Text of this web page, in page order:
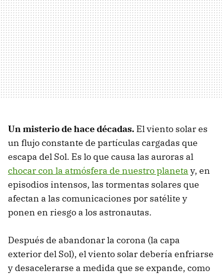
Un misterio de hace décadas. El viento solar es
un flujo constante de partículas cargadas que
escapa del Sol. Es lo que causa las auroras al
chocar con la atmósfera de nuestro planeta y, en
episodios intensos, las tormentas solares que
afectan a las comunicaciones por satélite y
ponen en riesgo a los astronautas.
Después de abandonar la corona (la capa
exterior del Sol), el viento solar debería enfriarse
y desacelerarse a medida que se expande, como